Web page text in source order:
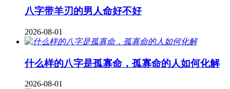
八字带羊刃的男人命好不好
2026-08-01
什么样的八字是孤寡命，孤寡命的人如何化解
2026-08-01